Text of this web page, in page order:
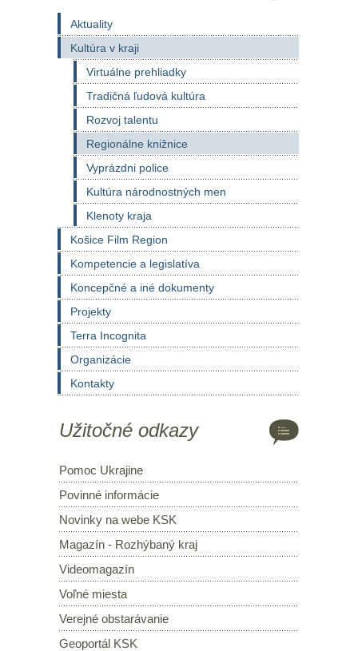
Aktuality
Kultúra v kraji
Virtuálne prehliadky
Tradičná ľudová kultúra
Rozvoj talentu
Regionálne knižnice
Vyprázdni police
Kultúra národnostných men
Klenoty kraja
Košice Film Region
Kompetencie a legislatíva
Koncepčné a iné dokumenty
Projekty
Terra Incognita
Organizácie
Kontakty
Užitočné odkazy
Pomoc Ukrajine
Povinné informácie
Novinky na webe KSK
Magazín - Rozhýbaný kraj
Videomagazín
Voľné miesta
Verejné obstarávanie
Geoportál KSK